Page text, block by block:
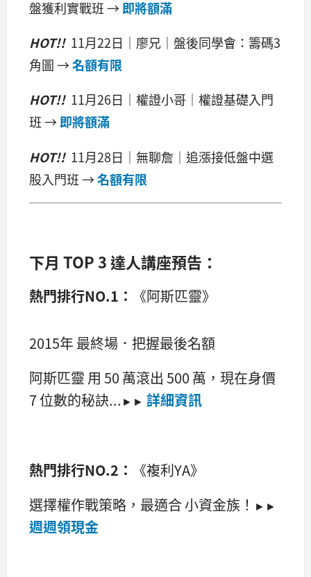
盤獲利實戰班 →即將額滿
HOT!! 11月22日｜ 廖兄｜盤後同學會：籌碼3
角圖→名額有限
HOT!! 11月26日 ｜權證小哥｜權證基礎入門
班→即將額滿
HOT!! 11月28日 ｜無聊詹｜追漲接低盤中選
股入門班→名額有限
下月 TOP 3 達人講座預告：
熱門排行NO.1： 《阿斯匹靈》
2015年 最終場．把握最後名額
阿斯匹靈 用 50 萬滾出 500 萬，現在身價
7 位數的秘訣... ►► 詳細資訊
熱門排行NO.2：
《複利YA》
選擇權作戰策略，最適合 小資金族！ ►►
週週領現金